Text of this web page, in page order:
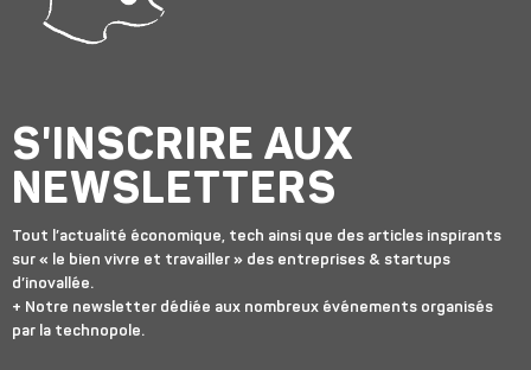
S'INSCRIRE AUX
NEWSLETTERS
Tout l’actualité économique, tech ainsi que des articles inspirants
sur « le bien vivre et travailler » des entreprises & startups
d’inovallée.
+ Notre newsletter dédiée aux nombreux événements organisés
par la technopole.